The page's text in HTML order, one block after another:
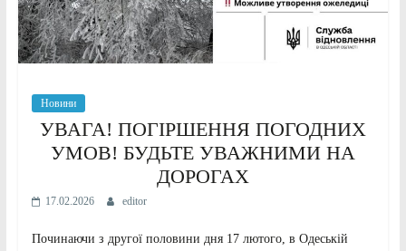
Новини
УВАГА! ПОГІРШЕННЯ ПОГОДНИХ
УМОВ! БУДЬТЕ УВАЖНИМИ НА
ДОРОГАХ
17.02.2026 editor
Починаючи з другої половини дня 17 лютого, в Одеській